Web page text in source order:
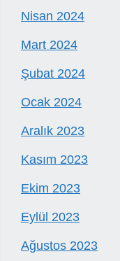
Nisan 2024
Mart 2024
Şubat 2024
Ocak 2024
Aralık 2023
Kasım 2023
Ekim 2023
Eylül 2023
Ağustos 2023